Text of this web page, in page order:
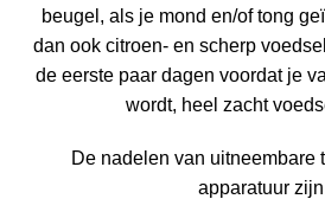
beugel, als je mond en/of tong
dan ook citroen- en scherp voedsel
de eerste paar dagen voordat je
wordt, heel zacht
De nadelen van uitneembare
apparatuur zijn